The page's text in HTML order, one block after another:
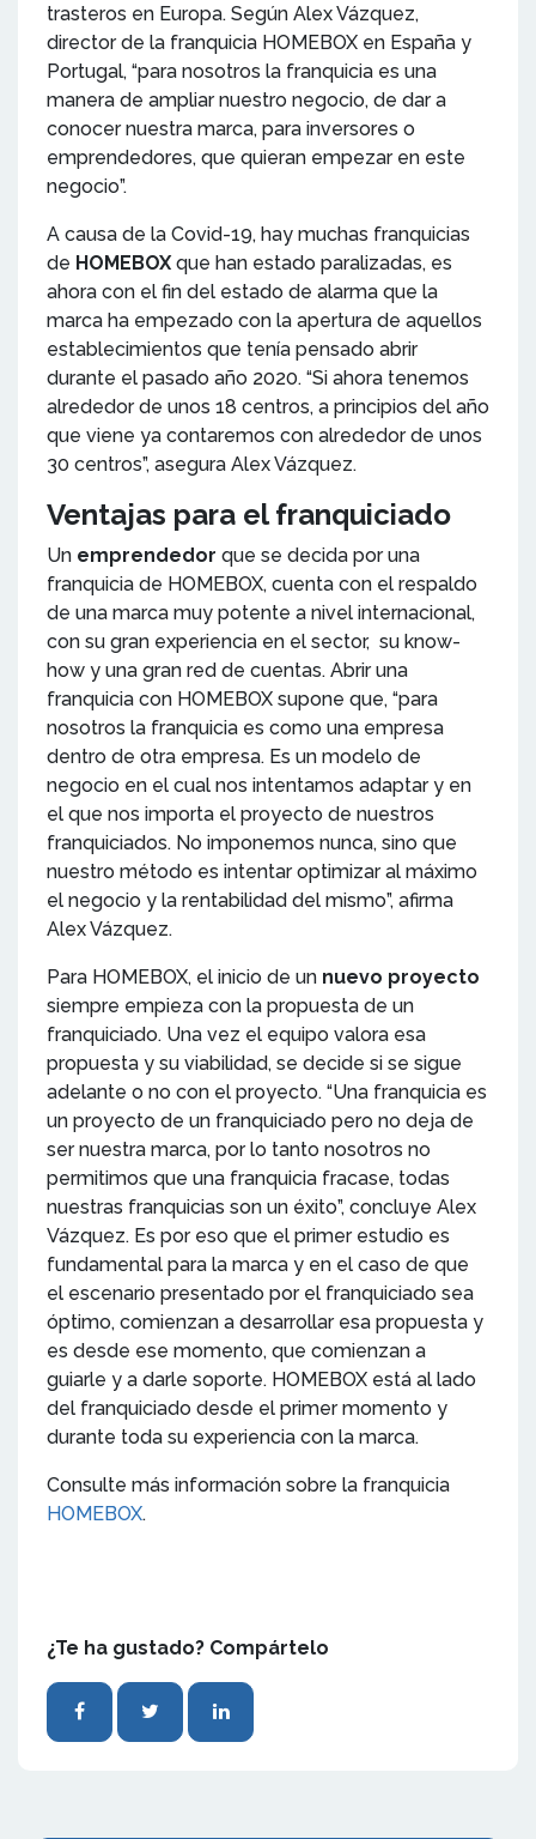
trasteros en Europa. Según Alex Vázquez,
director de la franquicia HOMEBOX en España y
Portugal, “para nosotros la franquicia es una
manera de ampliar nuestro negocio, de dar a
conocer nuestra marca, para inversores o
emprendedores, que quieran empezar en este
negocio”.
A causa de la Covid-19, hay muchas franquicias
de HOMEBOXque han estado paralizadas, es
ahora con el fin del estado de alarma que la
marca ha empezado con la apertura de aquellos
establecimientos que tenía pensado abrir
durante el pasado año 2020. “Si ahora tenemos
alrededor de unos 18 centros, a principios del año
que viene ya contaremos con alrededor de unos
30 centros”, asegura Alex Vázquez.
Ventajas para el franquiciado
Un emprendedor que se decida por una
franquicia de HOMEBOX, cuenta con el respaldo
de una marca muy potente a nivel internacional,
con su gran experiencia en el sector, su know-
how y una gran red de cuentas. Abrir una
franquicia con HOMEBOX supone que, “para
nosotros la franquicia es como una empresa
dentro de otra empresa. Es un modelo de
negocio en el cual nos intentamos adaptar y en
el que nos importa el proyecto de nuestros
franquiciados. No imponemos nunca, sino que
nuestro método es intentar optimizar al máximo
el negocio y la rentabilidad del mismo”, afirma
Alex Vázquez.
Para HOMEBOX, el inicio de un nuevo proyecto
siempre empieza con la propuesta de un
franquiciado. Una vez el equipo valora esa
propuesta y su viabilidad, se decide si se sigue
adelante o no con el proyecto. “Una franquicia es
un proyecto de un franquiciado pero no deja de
ser nuestra marca, por lo tanto nosotros no
permitimos que una franquicia fracase, todas
nuestras franquicias son un éxito”, concluye Alex
Vázquez. Es por eso que el primer estudio es
fundamental para la marca y en el caso de que
el escenario presentado por el franquiciado sea
óptimo, comienzan a desarrollar esa propuesta y
es desde ese momento, que comienzan a
guiarle y a darle soporte. HOMEBOX está al lado
del franquiciado desde el primer momento y
durante toda su experiencia con la marca.
Consulte más información sobre la franquicia
HOMEBOX.
¿Te ha gustado? Compártelo